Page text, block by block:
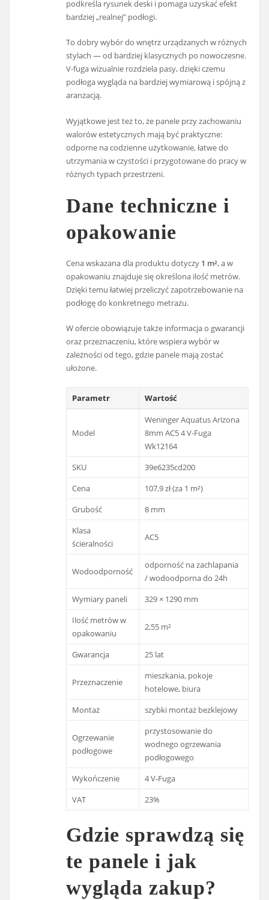
podkreśla rysunek deski i pomaga uzyskać efekt
bardziej „realnej” podłogi.
To dobry wybór do wnętrz urządzanych w różnych
stylach — od bardziej klasycznych po nowoczesne.
V-fuga wizualnie rozdziela pasy, dzięki czemu
podłoga wygląda na bardziej wymiarową i spójną z
aranżacją.
Wyjątkowe jest też to, że panele przy zachowaniu
walorów estetycznych mają być praktyczne:
odporne na codzienne użytkowanie, łatwe do
utrzymania w czystości i przygotowane do pracy w
różnych typach przestrzeni.
Dane techniczne i
opakowanie
Cena wskazana dla produktu dotyczy 1 m², a w
opakowaniu znajduje się określona ilość metrów.
Dzięki temu łatwiej przeliczyć zapotrzebowanie na
podłogę do konkretnego metrażu.
W ofercie obowiązuje także informacja o gwarancji
oraz przeznaczeniu, które wspiera wybór w
zależności od tego, gdzie panele mają zostać
ułożone.
Parametr Wartość
Model
Weninger Aquatus Arizona
8mm AC5 4 V-Fuga
Wk12164
SKU
39e6235cd200
Cena
107,9 zł (za 1 m²)
Grubość
8 mm
Klasa
ścieralności
AC5
Wodoodporność
odporność na zachlapania
/ wodoodporna do 24h
Wymiary paneli
329 × 1290 mm
Ilość metrów w
opakowaniu
2,55 m²
Gwarancja 25 lat
Przeznaczenie
mieszkania, pokoje
hotelowe, biura
Montaż
szybki montaż bezklejowy
Ogrzewanie
podłogowe
przystosowanie do
wodnego ogrzewania
podłogowego
Wykończenie
4 V-Fuga
VAT
23%
Gdzie sprawdzą się
te panele i jak
wygląda zakup?